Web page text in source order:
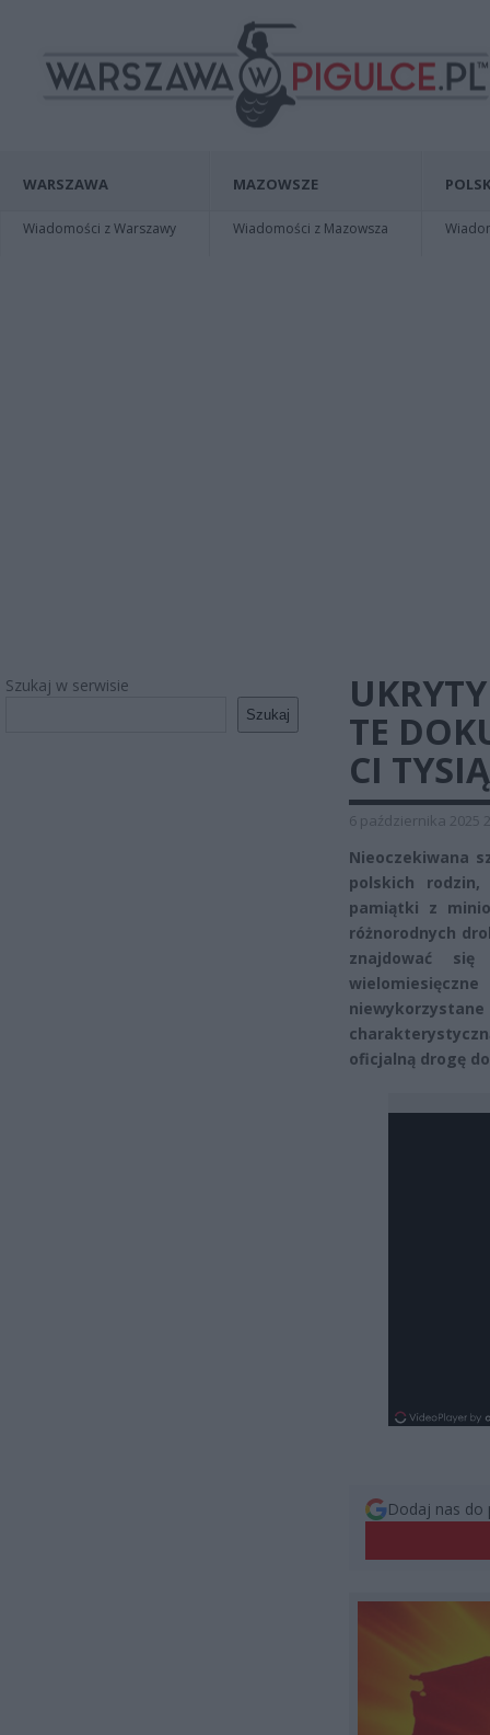
WARSZAWA
Wiadomości z Warszawy
MAZOWSZE
Wiadomości z Mazowsza
Szukaj w serwisie
Szukaj
TE
CI
6 października 2025
Nieoczekiwana
polskich
pamiątki z
różnorodnych
znajdować
oficjalną drogę
Dodaj nas do